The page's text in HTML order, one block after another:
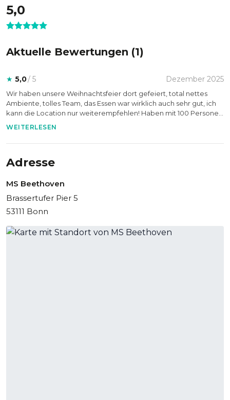
Ein Event der besonderen Art
mit einer einzigartigen Kulisse auf dem Rhein. Ob bei einer
Feier unter freiem Himmel – diese Location macht jedes
5,0
Aktuelle Bewertungen (1)
★ 5,0/ 5 Dezember 2025
Wir haben unsere Weihnachtsfeier dort gefeiert, total nettes
Ambiente, tolles Team, das Essen war wirklich auch sehr gut, ich
kann die Location nur weiterempfehlen! Haben mit 100 Personen
WEITERLESEN
Adresse
MS Beethoven
Brassertufer Pier 5
53111 Bonn